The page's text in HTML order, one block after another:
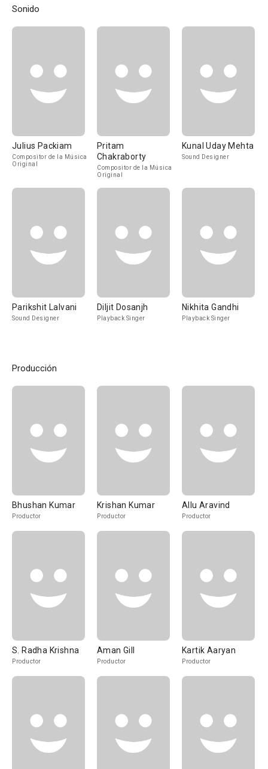
Sonido
Julius Packiam
Compositor de la Música
Original
Pritam
Chakraborty
Compositor de la Música
Original
Kunal Uday Mehta
Sound Designer
Parikshit Lalvani
Sound Designer
Diljit Dosanjh
Playback Singer
Nikhita Gandhi
Playback Singer
Producción
Bhushan Kumar
Productor
Krishan Kumar
Productor
Allu Aravind
Productor
S. Radha Krishna
Productor
Aman Gill
Productor
Kartik Aaryan
Productor